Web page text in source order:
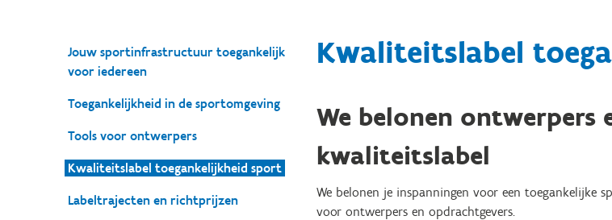
Jouw sportinfrastructuur toegankelijk
voor iedereen
Toegankelijkheid in de sportomgeving
Tools voor ontwerpers
Kwaliteitslabel toegankelijkheid sport
Labeltrajecten en richtprijzen
Kwaliteitslabel
We belonen ontwerpers
kwaliteitslabel
We belonen je inspanningen voor een toegankelijke
voor ontwerpers en opdrachtgevers.